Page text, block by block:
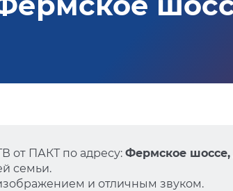
от ПАКТ по адресу: Фермское шоссе,
семьи.
и отличным звуком.